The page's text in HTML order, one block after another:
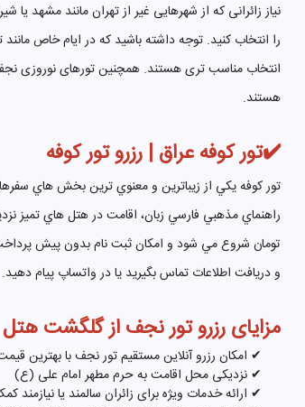
نیاز زائرانی که از شهرهایی غیر از تهران مانند مشهد
را انتخاب کنید. توجه داشته باشید که در ایام خاص
انتخاب مناسب تری هستند. همچنین تورهای نوروزی
هستند.
✔️تور کوفه عراق | رزرو تور کوفه
تور کوفه يکي از زيباترين و معنوي ترين بخش هاي
تومان شروع مي شود و امکان ثبت نام بدون پيش پرداخت
و دريافت اطلاعات تماس بگيريد يا در واتساپ پيام دهيد.
مزایای رزرو تور نجف از گلگشت هتل
✔ امکان رزرو آنلاین مستقیم تور نجف با بهترین
✔ نزدیکی محل اقامت به حرم مطهر امام علی (ع)
✔ ارائه خدمات ویژه برای زائران سالمند یا نیازمند